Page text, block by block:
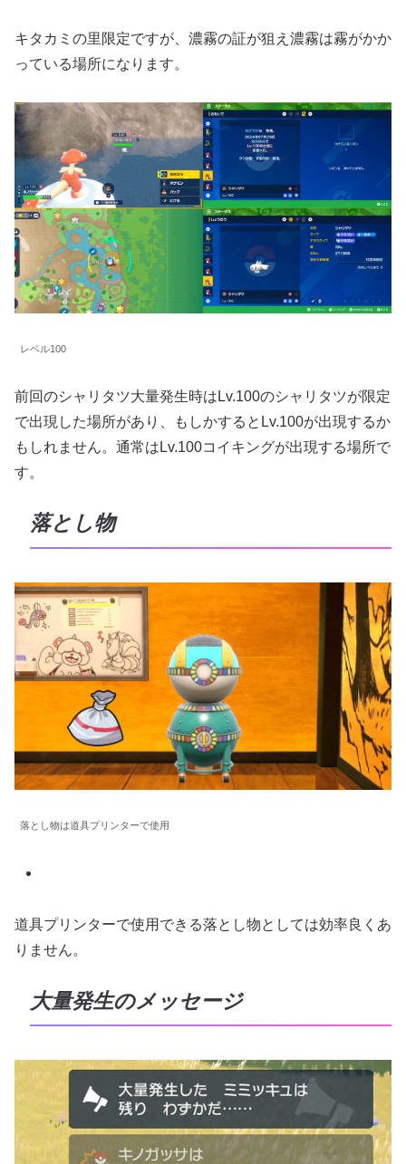
キタカミの里限定ですが、濃霧の証が狙え濃霧は霧がかか
っている場所になります。
レベル100
前回のシャリタツ大量発生時はLv.100のシャリタツが限定
で出現した場所があり、もしかするとLv.100が出現するか
もしれません。通常はLv.100コイキングが出現する場所で
す。
落とし物
落とし物は道具プリンターで使用
道具プリンターで使用できる落とし物としては効率良くあ
りません。
大量発生のメッセージ